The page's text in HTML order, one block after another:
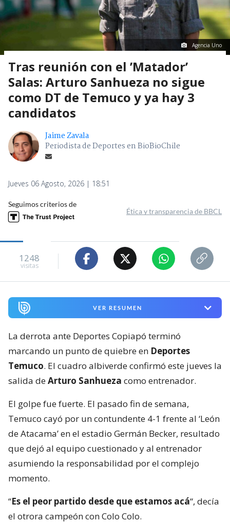
Agencia Uno
Tras reunión con el ’Matador’
Salas: Arturo Sanhueza no sigue
como DT de Temuco y ya hay 3
candidatos
Jaime Zavala
Periodista de Deportes en BioBioChile
Jueves 06 Agosto, 2026 | 18:51
Seguimos criterios de
Ética y transparencia de BBCL
1248
visitas
VER RESUMEN
La derrota ante Deportes Copiapó terminó
marcando un punto de quiebre en Deportes
Temuco. El cuadro albiverde confirmó este jueves la
salida deArturo Sanhueza como entrenador.
El golpe fue fuerte. El pasado fin de semana,
Temuco cayó por un contundente 4-1 frente al ‘León
de Atacama’ en el estadio Germán Becker, resultado
que dejó al equipo cuestionado y al entrenador
asumiendo la responsabilidad por el complejo
momento.
“Es el peor partido desde que estamos acá“, decía
el otrora campeón con Colo Colo.